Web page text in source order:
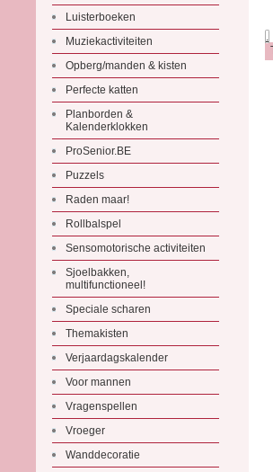
Luisterboeken
Muziekactiviteiten
Opberg/manden & kisten
Perfecte katten
Planborden &
Kalenderklokken
ProSenior.BE
Puzzels
Raden maar!
Rollbalspel
Sensomotorische activiteiten
Sjoelbakken,
multifunctioneel!
Speciale scharen
Themakisten
Verjaardagskalender
Voor mannen
Vragenspellen
Vroeger
Wanddecoratie
.